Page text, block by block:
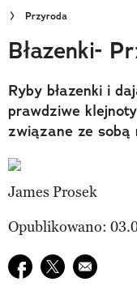
Wielki Konkurs
Trendbook Podróżniczy
Polecane
Przyroda
Błazenki-
Ryby błazenki i
prawdziwe
związane ze sobą
James Prosek
Opublikowano:
Udostępnij na
Udostępnij na
E-mail do